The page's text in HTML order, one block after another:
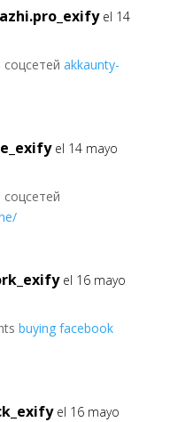
el 14
akkaunty-
el 14 mayo
el 16 mayo
buying facebook
el 16 mayo